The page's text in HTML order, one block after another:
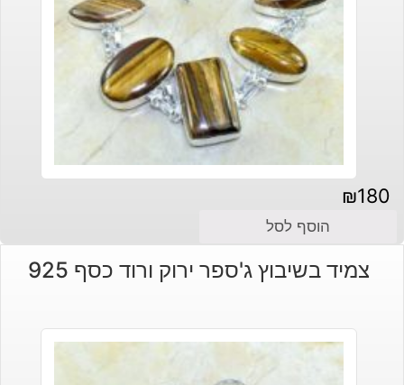
₪180
הוסף לסל
צמיד בשיבוץ ג'ספר ירוק ורוד כסף 925